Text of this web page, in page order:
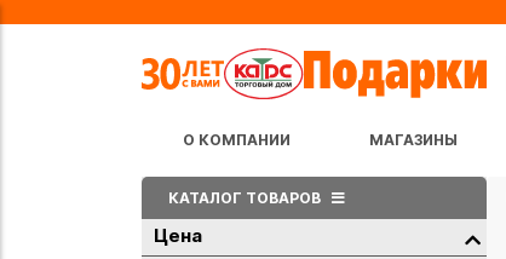
О КОМПАНИИ МАГАЗИНЫ
КАТАЛОГ ТОВАРОВ
Цена